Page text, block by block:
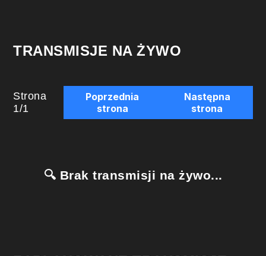
TRANSMISJE NA ŻYWO
Strona
1/1
Poprzednia
strona
Następna
strona
🔍 Brak transmisji na żywo...